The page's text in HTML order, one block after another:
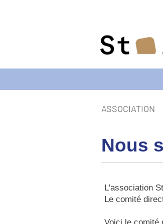
ASSOCIATION
Nous
L'association
Le comité